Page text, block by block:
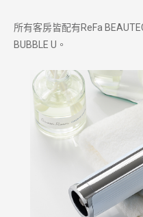
所有客房皆配有ReFa
BUBBLE U。